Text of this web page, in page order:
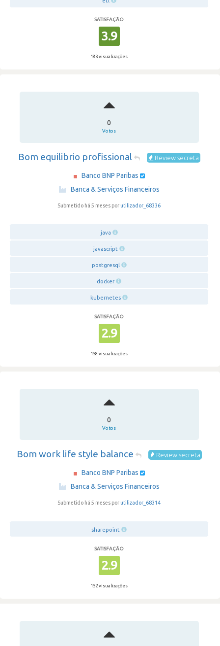
SATISFAÇÃO
3.9
183 visualizações
0
Votos
Bom equilibrio profissional Review secreta
Banco BNP Paribas
Banca & Serviços Financeiros
Submetido há 5 meses por utilizador_68336
java
javascript
postgresql
docker
kubernetes
SATISFAÇÃO
2.9
158 visualizações
0
Votos
Bom work life style balance Review secreta
Banco BNP Paribas
Banca & Serviços Financeiros
Submetido há 5 meses por utilizador_68314
sharepoint
SATISFAÇÃO
2.9
152 visualizações